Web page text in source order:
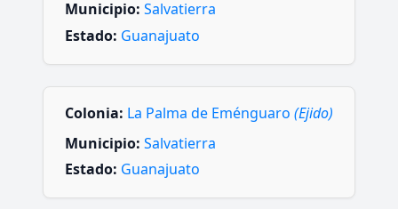
Municipio: Salvatierra
Estado: Guanajuato
Colonia: La Palma de Eménguaro (Ejido)
Municipio: Salvatierra
Estado: Guanajuato